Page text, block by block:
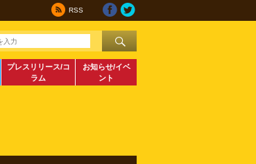
RSS
プレスリリース/コ
ラム
お知らせ/イベ
ント